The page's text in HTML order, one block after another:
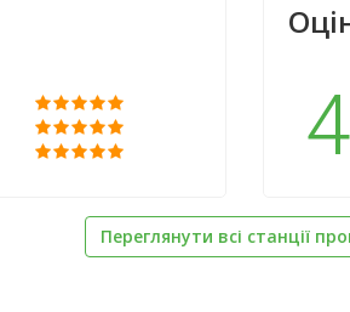
Переглянути всі станції